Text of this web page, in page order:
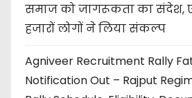
समाज को जागरूकता का संदेश,
हजारों लोगों ने लिया संकल्प
Agniveer Recruitment Rally
Notification Out – Rajput